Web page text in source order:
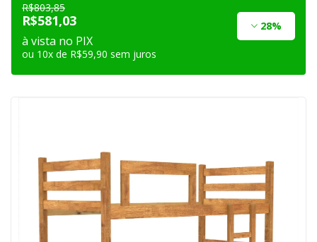
R$803,85
R$581,03 28%
à vista no PIX
ou 10x de R$59,90 sem juros